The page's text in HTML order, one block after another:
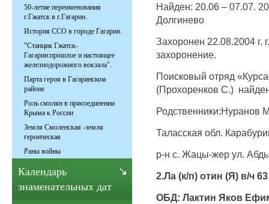
Найден: 20.06 – 07.07.
Долгинево
Захоронен 22.08.2004 г.
захоронение.
Поисковый отряд
(Прохоренков С.)
Родственники:Нуранов
Таласская обл.
р-н с. Жацы-жер ул.
2.Ла (к/п) отин (Я) в/ч
ОБД: Лактин Яков
50-летие переименования
г.Гжатск в г.Гагарин.
История ССО в городе Гагарин.
"Станция Гжатск-
Гагарин:прошлое и настоящее
железнодорожного вокзала".
Парта героя в Гагаринском
районе
Роль смолян в присоединении
Крыма к России
Земля Смоленская -земля
героическая
Раны войны
Календарь
знаменательных дат